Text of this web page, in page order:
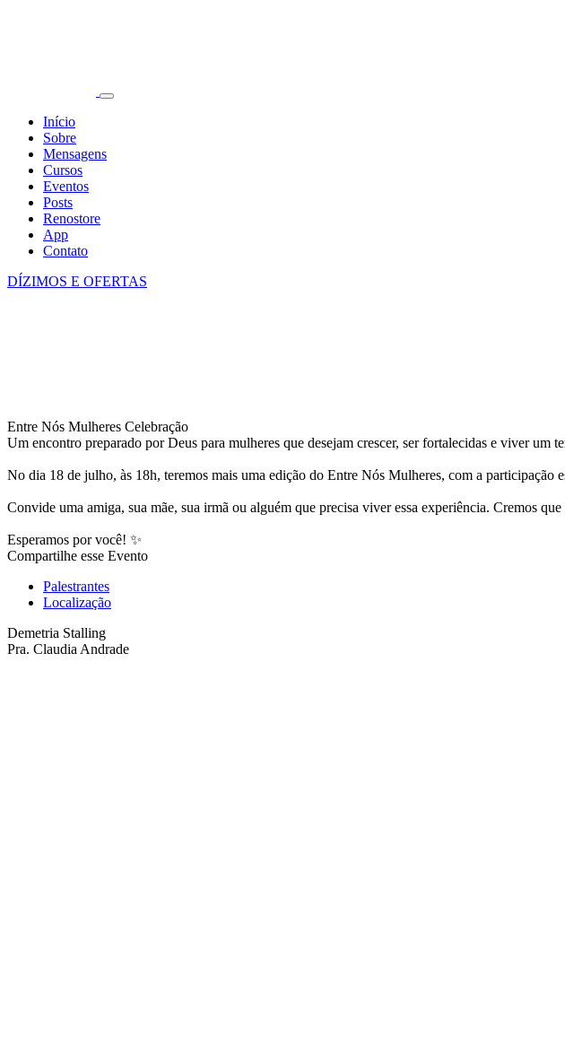
Início
Sobre
Mensagens
Cursos
Eventos
Posts
Renostore
App
Contato
DÍZIMOS E OFERTAS
Entre Nós Mulheres Celebração
Um encontro preparado por Deus para mulheres que desejam crescer, ser fortalecidas e viver um
No dia 18 de julho, às 18h, teremos mais uma edição do Entre Nós Mulheres, com a
Convide uma amiga, sua mãe, sua irmã ou alguém que precisa viver essa experiência. Cremos
Esperamos por você! ✨
Compartilhe esse Evento
Palestrantes
Localização
Demetria Stalling
Pra. Claudia Andrade